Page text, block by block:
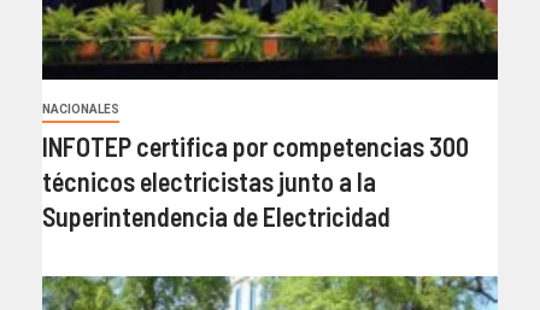
NACIONALES
INFOTEP certifica por competencias 300
técnicos electricistas junto a la
Superintendencia de Electricidad